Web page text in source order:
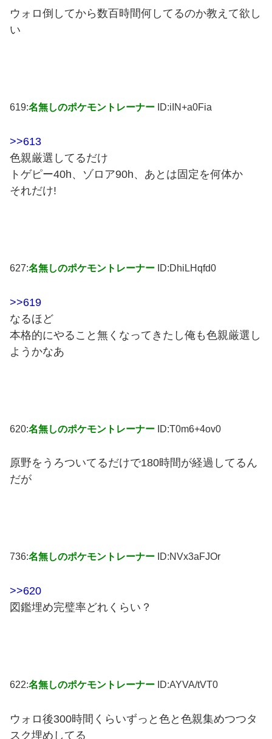
ウォロ倒してから数百時間何してるのか教えて欲し
い
619:名無しのポケモントレーナー ID:iIN+a0Fia
>>613
色親厳選してるだけ
トゲピー40h、ゾロア90h、あとは固定を何体か
それだけ!
627:名無しのポケモントレーナー ID:DhiLHqfd0
>>619
なるほど
本格的にやること無くなってきたし俺も色親厳選し
ようかなあ
620:名無しのポケモントレーナー ID:T0m6+4ov0
原野をうろついてるだけで180時間が経過してるん
だが
736:名無しのポケモントレーナー ID:NVx3aFJOr
>>620
図鑑埋め完璧率どれくらい？
622:名無しのポケモントレーナー ID:AYVA/tVT0
ウォロ後300時間くらいずっと色と色親集めつつタ
スク埋めしてる